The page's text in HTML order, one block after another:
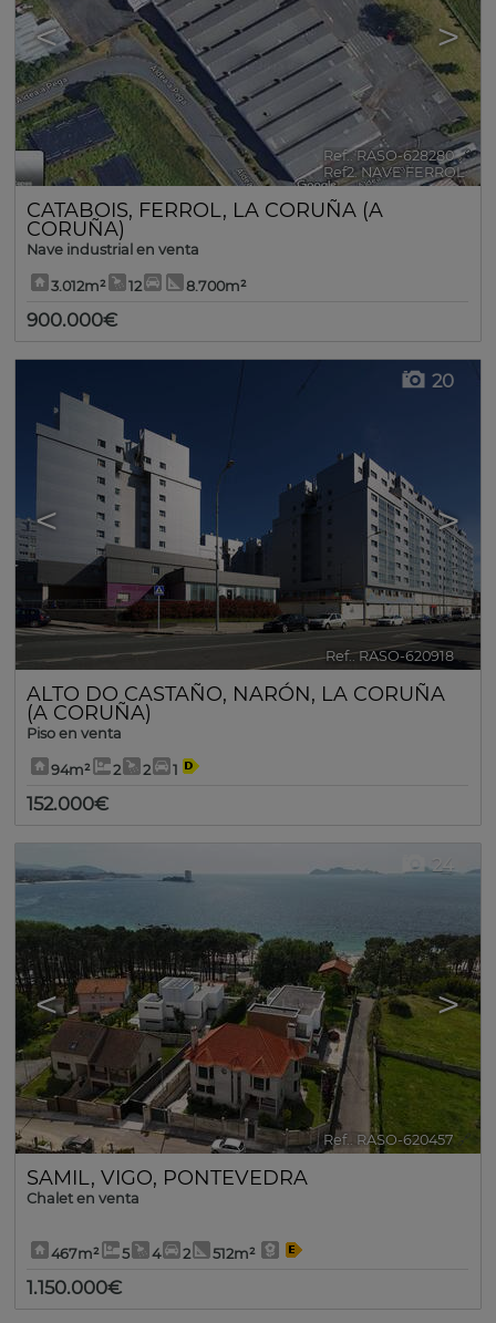
< >
Ref.. RASO-628280 🔗
Ref2. NAVE FERROL
CATABOIS, FERROL , LA CORUÑA (A
CORUÑA)
Nave industrial en venta
3.012m² 12 8.700m²
900.000€
< >
20
Ref.. RASO-620918 🔗
ALTO DO CASTAÑO, NARÓN, LA CORUÑA
(A CORUÑA)
Piso en venta
94m² 2 2 1
152.000€
< >
24
Ref.. RASO-620457 🔗
SAMIL , VIGO, PONTEVEDRA
Chalet en venta
467m² 5 4 2 512m²
1.150.000€